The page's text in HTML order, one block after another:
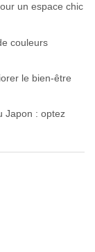
un espace chic
couleurs
le bien-être
Japon : optez